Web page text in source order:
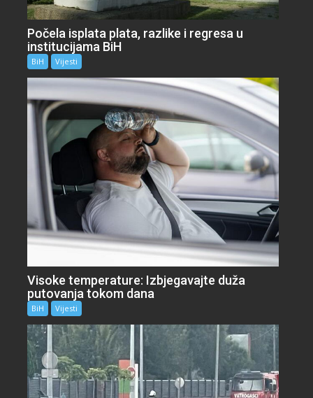
Počela isplata plata, razlike i regresa u
institucijama BiH
BiH Vijesti
Visoke temperature: Izbjegavajte duža
putovanja tokom dana
BiH Vijesti